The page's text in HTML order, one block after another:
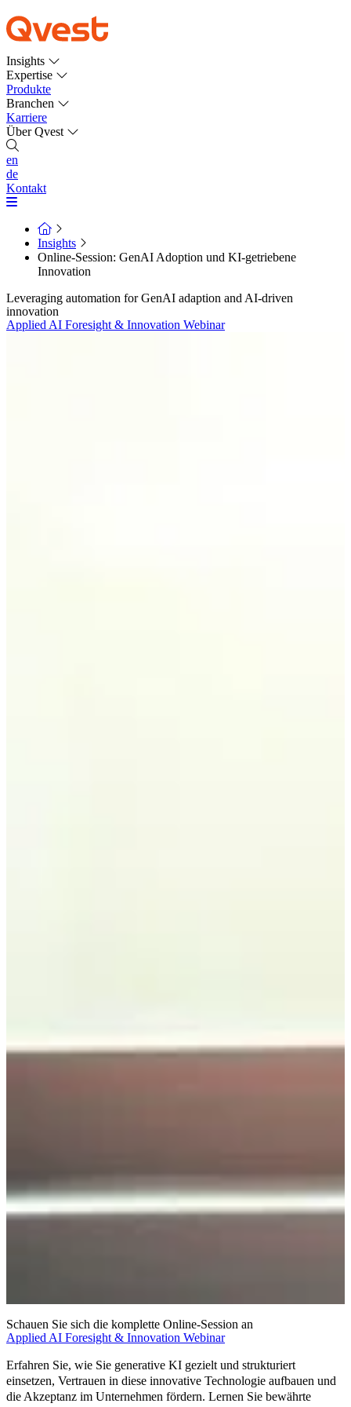
Insights
Expertise
Produkte
Branchen
Karriere
Über Qvest
en
de
Kontakt
Insights
Online-Session: GenAI Adoption und KI-getriebene
Innovation
Leveraging automation for GenAI adaption and AI-driven
innovation
Applied AI Foresight & Innovation Webinar
Schauen Sie sich die komplette Online-Session an
Applied AI Foresight & Innovation Webinar
Erfahren Sie, wie Sie generative KI gezielt und strukturiert
einsetzen, Vertrauen in diese innovative Technologie aufbauen und
die Akzeptanz im Unternehmen fördern. Lernen Sie bewährte